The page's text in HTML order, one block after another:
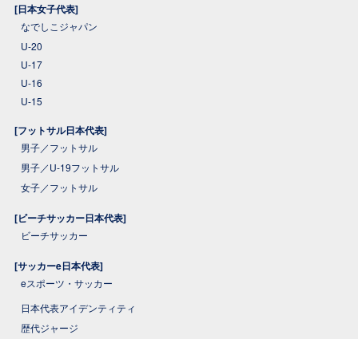
[日本女子代表]
なでしこジャパン
U-20
U-17
U-16
U-15
[フットサル日本代表]
男子／フットサル
男子／U-19フットサル
女子／フットサル
[ビーチサッカー日本代表]
ビーチサッカー
[サッカーe日本代表]
eスポーツ・サッカー
日本代表アイデンティティ
歴代ジャージ